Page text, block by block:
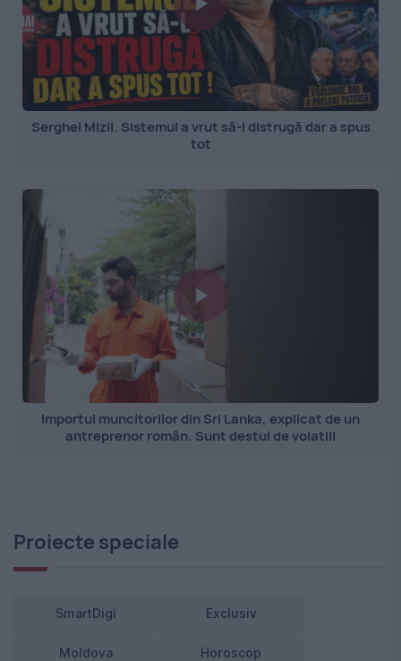
Serghei Mizil. Sistemul a vrut să-l distrugă dar a spus
tot
Importul muncitorilor din Sri Lanka, explicat de un
antreprenor român. Sunt destul de volatili
Proiecte speciale
SmartDigi Exclusiv
Moldova Horoscop